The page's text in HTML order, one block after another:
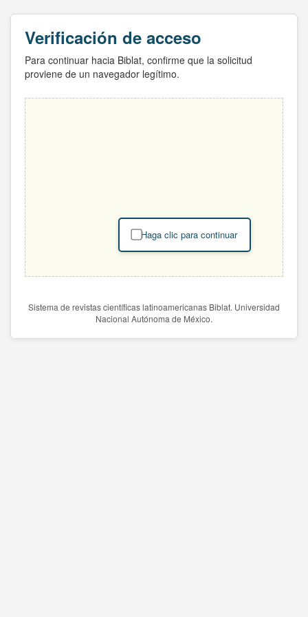
Verificación de acceso
Para continuar hacia Biblat, confirme que la solicitud
proviene de un navegador legítimo.
Haga clic para continuar
Sistema de revistas científicas latinoamericanas Biblat. Universidad
Nacional Autónoma de México.